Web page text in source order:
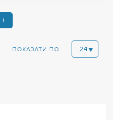
1
ПОКАЗАТИ ПО